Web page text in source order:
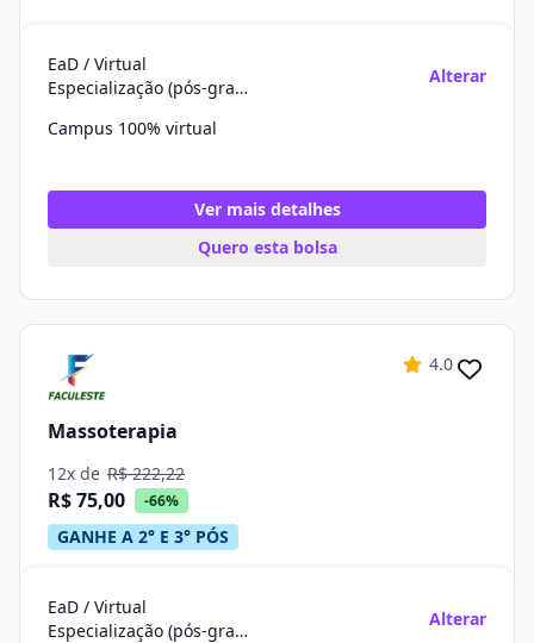
EaD / Virtual
Especialização (pós-graduação)
Alterar
Campus 100% virtual
Ver mais detalhes
Quero esta bolsa
4.0
Massoterapia
12x de R$ 222,22
R$ 75,00 -66%
GANHE A 2° E 3° PÓS
EaD / Virtual
Especialização (pós-graduação)
Alterar